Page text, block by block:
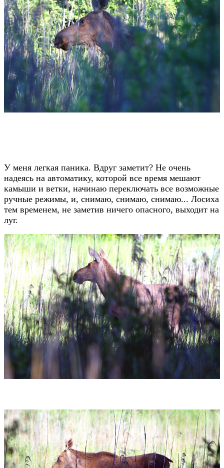
У меня легкая паника. Вдруг заметит? Не очень
надеясь на автоматику, которой все время мешают
камыши и ветки, начинаю переключать все возможные
ручные режимы, и, снимаю, снимаю, снимаю... Лосиха
тем временем, не заметив ничего опасного, выходит на
луг.